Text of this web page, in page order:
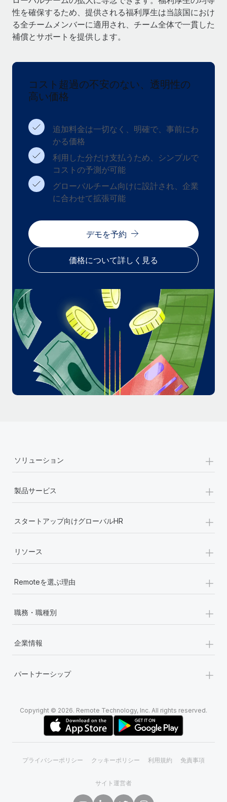
コンプライアンスリスクを先回りして対応
デバイス管理
ITデバイスを世界規模で提供・管理
法人設立
移住・転勤
福利厚生
従業員の福利厚生を簡単に管理
ブログ
グローバル給与処理
税務
Remoteの製品アップデート：GustoとXeroの統合お
よびContractor Management Plus（契約社員管理
プラス）
Remoteの使命は、世界のどこにいても、あらゆる規模の企業が
ることです。この数週間で、新しい統合、機能、改良点をリリー
スしました。...
詳細を見る
給与詐欺：種類、事例、ビジネスを守る方法
給与, 賃金は詐欺の特に魅力的な標的です。多額の資金がシステ
ム間で頻繁に移動しているためです。このため、自社のビジネス
を保護することは極めて重要です。...
詳細を見る
性を確保するため、提供される福利厚生は当該国におけ
る全チームメンバーに適用され、チーム全体で一貫した
補償とサポートを提供します。
コスト超過の不安のない、透明性の
高い価格
追加料金は一切なく、明確で、事前にわ
かる価格
利用した分だけ支払うため、シンプルで
コストの予測が可能
グローバルチーム向けに設計され、企業
に合わせて拡張可能
デモを予約
価格について詳しく見る
ソリューション +
製品サービス +
スタートアップ向けグローバルHR +
リソース +
Remoteを選ぶ理由 +
職務・職種別 +
企業情報 +
パートナーシップ +
Copyright © 2026. Remote Technology, Inc. All rights reserved.
プライバシーポリシー クッキーポリシー 利用規約 免責事項
サイト運営者